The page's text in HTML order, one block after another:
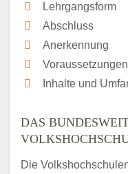
Lehrgangsform
Abschluss
Anerkennung
Voraussetzungen
Inhalte und
DAS
Die